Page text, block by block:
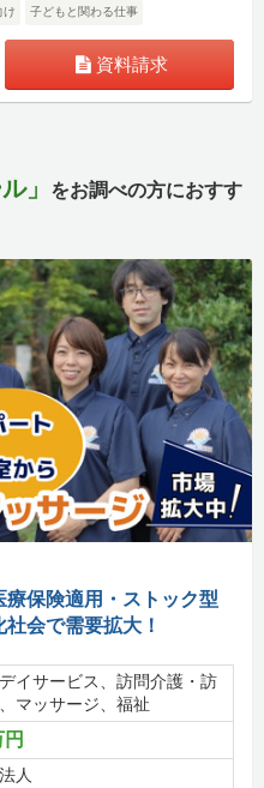
け 子どもと関わる仕事
資料請求
」
をお調べの方におすす
保険適用・ストック型
会で需要拡大！
イサービス、訪問介護・訪
マッサージ、福祉
人